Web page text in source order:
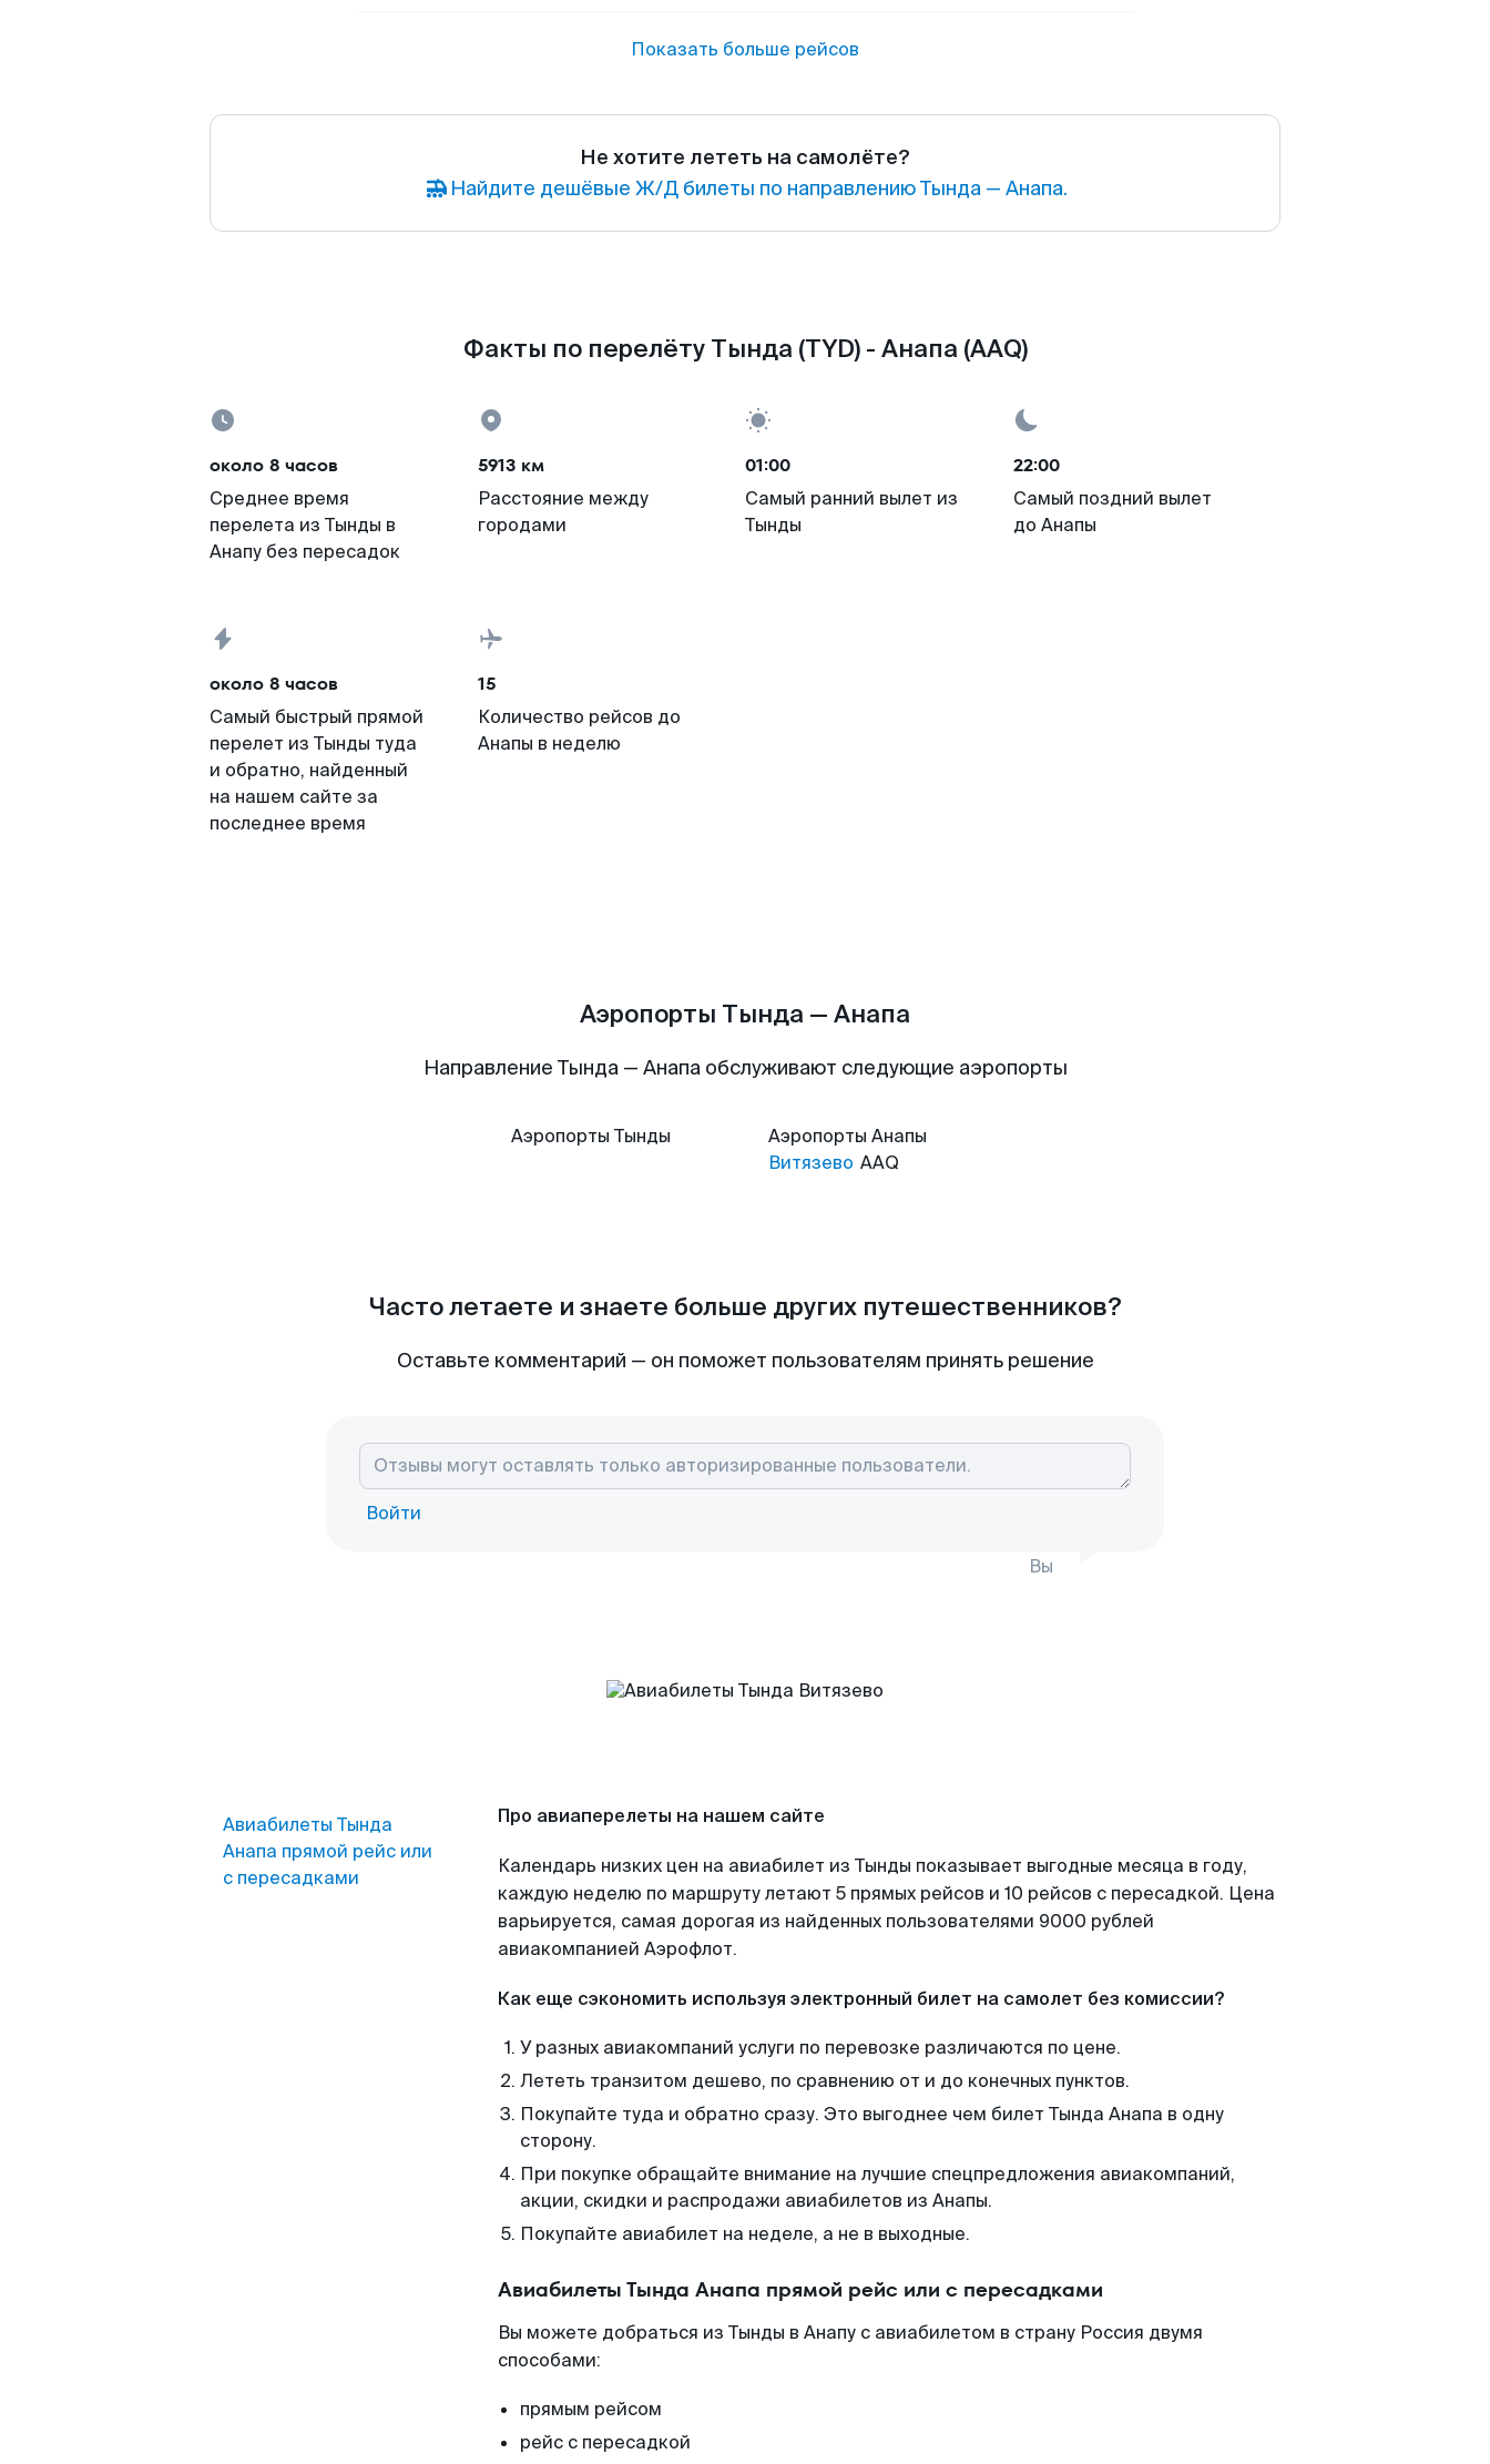
Показать больше рейсов
Не хотите лететь на самолёте?
Найдите дешёвые Ж/Д билеты по направлению Тында — Анапа.
Факты по перелёту Тында (TYD) - Анапа (AAQ)
около 8 часов
Среднее время
перелета из Тынды в
Анапу без пересадок
5913 км
Расстояние между
городами
01:00
Самый ранний вылет из
Тынды
22:00
Самый поздний вылет
до Анапы
около 8 часов
Самый быстрый прямой
перелет из Тынды туда
и обратно, найденный
на нашем сайте за
последнее время
15
Количество рейсов до
Анапы в неделю
Аэропорты Тында — Анапа
Направление Тында — Анапа обслуживают следующие аэропорты
Аэропорты Тынды Аэропорты Анапы
Витязево AAQ
Часто летаете и знаете больше других путешественников?
Оставьте комментарий — он поможет пользователям принять решение
Войти
Вы
Авиабилеты Тында
Анапа прямой рейс или
с пересадками
Про авиаперелеты на нашем сайте
Календарь низких цен на авиабилет из Тынды показывает выгодные месяца в году,
каждую неделю по маршруту летают 5 прямых рейсов и 10 рейсов с пересадкой. Цена
варьируется, самая дорогая из найденных пользователями 9000 рублей
авиакомпанией Аэрофлот.
Как еще сэкономить используя электронный билет на самолет без комиссии?
У разных авиакомпаний услуги по перевозке различаются по цене.
Лететь транзитом дешево, по сравнению от и до конечных пунктов.
Покупайте туда и обратно сразу. Это выгоднее чем билет Тында Анапа в одну
сторону.
При покупке обращайте внимание на лучшие спецпредложения авиакомпаний,
акции, скидки и распродажи авиабилетов из Анапы.
Покупайте авиабилет на неделе, а не в выходные.
Авиабилеты Тында Анапа прямой рейс или с пересадками
Вы можете добраться из Тынды в Анапу с авиабилетом в страну Россия двумя
способами:
прямым рейсом
рейс с пересадкой